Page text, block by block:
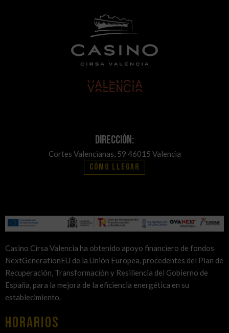
Dirección:
Cortes Valencianas, 59 46015 Valencia
Cómo llegar
Casino Cirsa Valencia ha obtenido apoyo financiero de fondos
NextGenerationEU de la Unión Europea, procedentes del Plan de
Recuperación, Transformación y Resiliencia del Gobierno de
España, para la mejora de la eficiencia energética en su
establecimiento.
HORARIOS